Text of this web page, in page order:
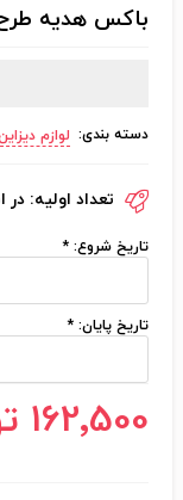
باکس هدیه
دسته بندی: لوازم
تعداد اولیه: در
تاریخ شروع: *
تاریخ پایان: *
162٬500 تومان